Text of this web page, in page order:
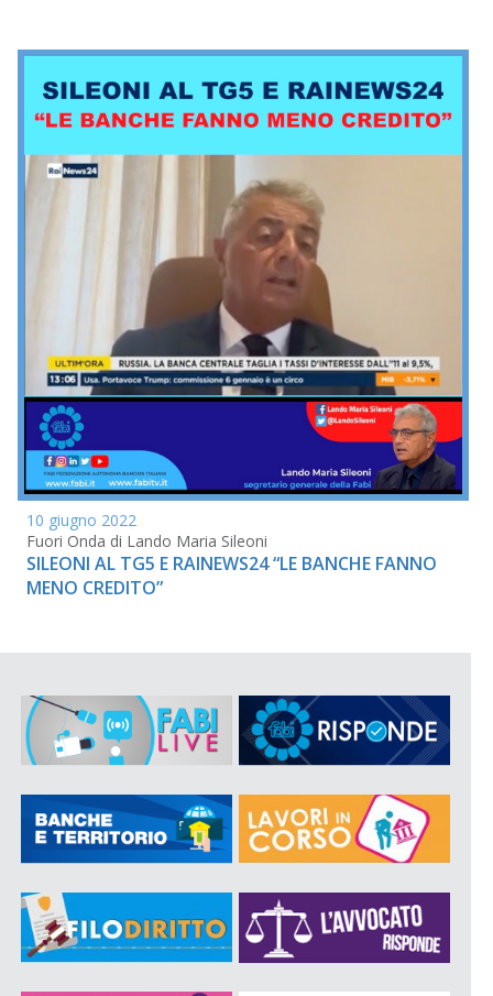
10 giugno 2022
Fuori Onda di Lando Maria Sileoni
SILEONI AL TG5 E RAINEWS24 “LE BANCHE FANNO
MENO CREDITO”